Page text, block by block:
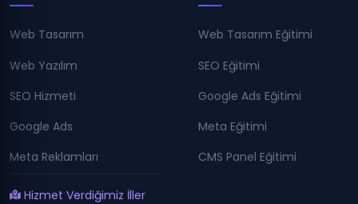
Web Tasarım
Web Yazılım
SEO Hizmeti
Google Ads
Meta Reklamları
Hizmet Verdiğimiz İller
Web Tasarım Eğitimi
SEO Eğitimi
Google Ads Eğitimi
Meta Eğitimi
CMS Panel Eğitimi